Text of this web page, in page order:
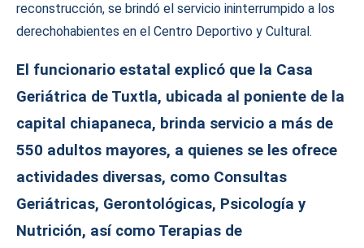
reconstrucción, se brindó el servicio ininterrumpido a los
derechohabientes en el Centro Deportivo y Cultural.
El funcionario estatal explicó que la Casa
Geriátrica de Tuxtla, ubicada al poniente de la
capital chiapaneca, brinda servicio a más de
550 adultos mayores, a quienes se les ofrece
actividades diversas, como Consultas
Geriátricas, Gerontológicas, Psicología y
Nutrición, así como Terapias de